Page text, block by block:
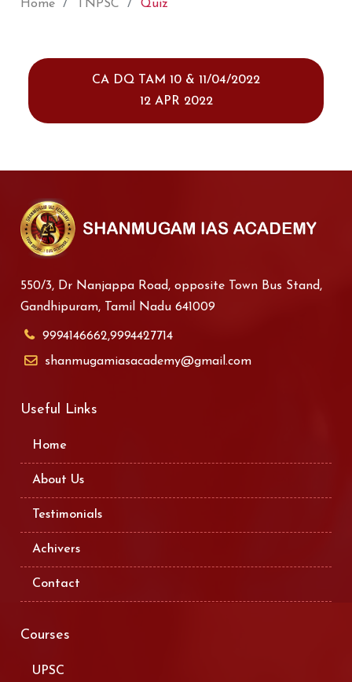
Home TNPSC Quiz
CA DQ TAM 10 & 11/04/2022
12 APR 2022
550/3, Dr Nanjappa Road, opposite Town Bus Stand,
Gandhipuram, Tamil Nadu 641009
9994146662,9994427714
shanmugamiasacademy@gmail.com
Useful Links
Home
About Us
Testimonials
Achivers
Contact
Courses
UPSC